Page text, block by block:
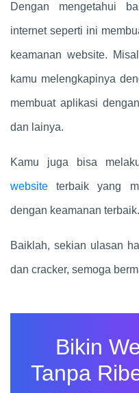
Dengan mengetahui
internet seperti ini
keamanan website.
kamu melengkapinya
membuat aplikasi
dan lainya.
Kamu juga bisa
website terbaik yang
dengan keamanan terbaik.
Baiklah, sekian ulasan
dan cracker, semoga
Bikin
Tanpa